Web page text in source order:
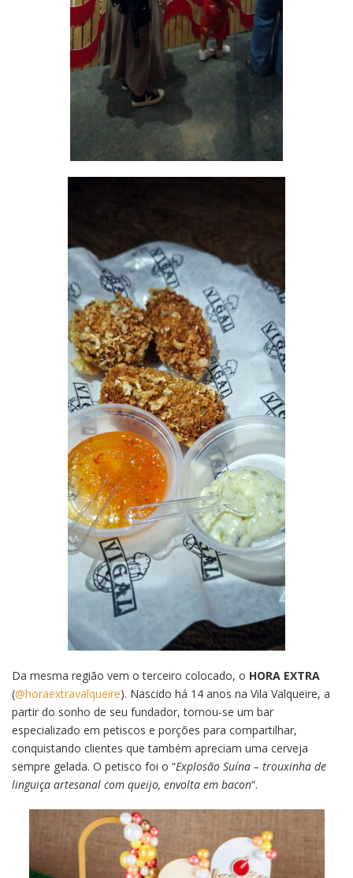
Da mesma região vem o terceiro colocado, o HORA EXTRA
(@horaextravalqueire). Nascido há 14 anos na Vila Valqueire, a
partir do sonho de seu fundador, tornou-se um bar
especializado em petiscos e porções para compartilhar,
conquistando clientes que também apreciam uma cerveja
sempre gelada. O petisco foi o “Explosão Suína – trouxinha de
linguiça artesanal com queijo, envolta em bacon“.